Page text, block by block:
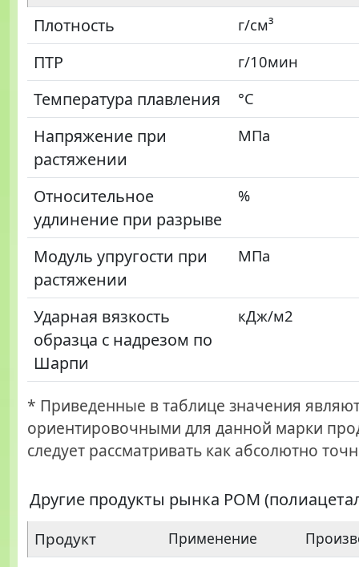
Плотность г/см³
ПТР г/10мин
Температура плавления °C
Напряжение при
растяжении
МПа
Относительное
удлинение при разрыве
%
Модуль упругости при
растяжении
МПа
Ударная вязкость
образца с надрезом по
Шарпи
кДж/м2
* Приведенные в таблице значения
ориентировочными для данной марки
следует рассматривать как абсолютно
Другие продукты рынка POM
Продукт Применение